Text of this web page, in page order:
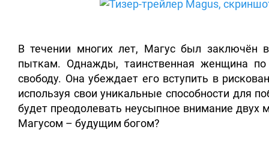
В течении многих лет, Магус был заключён
пыткам. Однажды, таинственная женщина
свободу. Она убеждает его вступить в
используя свои уникальные способности для
будет преодолевать неусыпное внимание двух
Магусом – будущим богом?